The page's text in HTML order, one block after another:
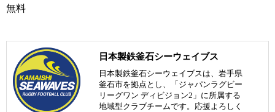
無料
日本製鉄釜石シーウェイブス
日本製鉄釜石シーウェイブスは、岩手県
釜石市を拠点とし、「ジャパンラグビー
リーグワン ディビジョン2」に所属する
地域型クラブチームです。応援よろしく